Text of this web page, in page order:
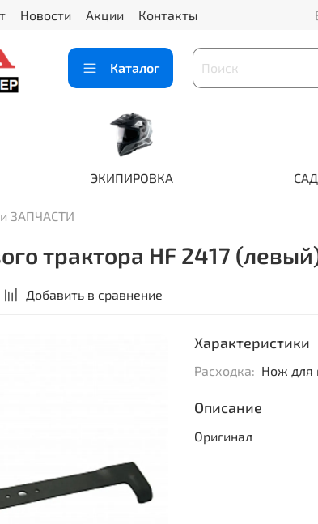
Новости Акции Контакты
Каталог
ЭКИПИРОВКА
ЗАПЧАСТИ
трактора HF 2417
Добавить в сравнение
Характеристики
Расходка: Нож для
Описание
Оригинал